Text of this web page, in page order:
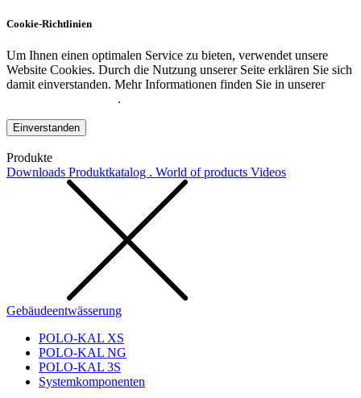
Cookie-Richtlinien
Um Ihnen einen optimalen Service zu bieten, verwendet unsere
Website Cookies. Durch die Nutzung unserer Seite erklären Sie sich
damit einverstanden. Mehr Informationen finden Sie in unserer
.
Einverstanden
Produkte
Downloads Produktkatalog . World of products Videos
Gebäudeentwässerung
POLO-KAL XS
POLO-KAL NG
POLO-KAL 3S
Systemkomponenten